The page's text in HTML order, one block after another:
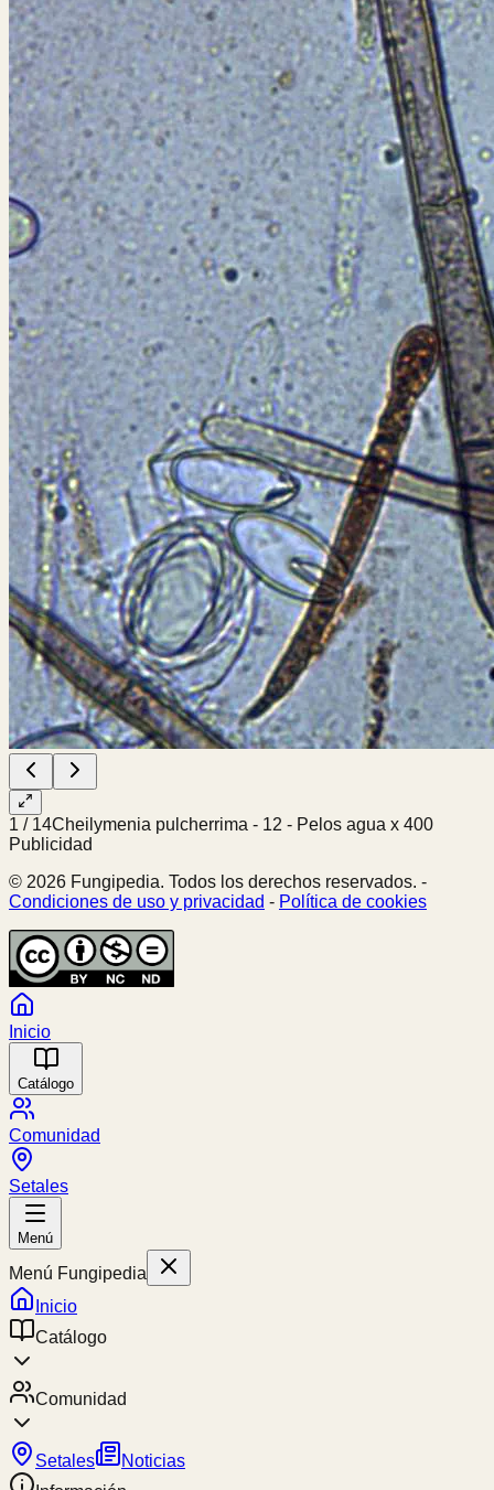
1 / 14Cheilymenia pulcherrima - 12 - Pelos agua x 400
Publicidad
© 2026 Fungipedia. Todos los derechos reservados. -
Condiciones de uso y privacidad - Política de cookies
Inicio
Catálogo
Comunidad
Setales
Menú
Menú Fungipedia
Inicio
Catálogo
Comunidad
Setales
Noticias